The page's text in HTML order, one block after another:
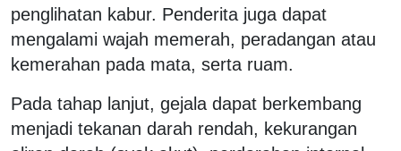
penglihatan kabur. Penderita juga dapat
mengalami wajah memerah, peradangan atau
kemerahan pada mata, serta ruam.
Pada tahap lanjut, gejala dapat berkembang
menjadi tekanan darah rendah, kekurangan